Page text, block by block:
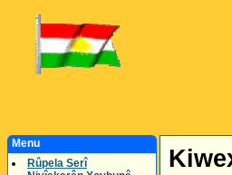
Menu
Rûpela Serî